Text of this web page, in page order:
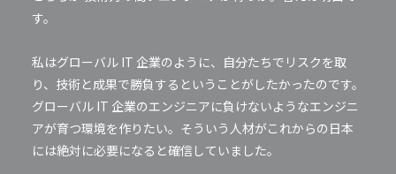
す。
私はグローバル IT 企業のように、自分たちでリスクを取
り、技術と成果で勝負するということがしたかったのです。
グローバル IT 企業のエンジニアに負けないようなエンジニ
アが育つ環境を作りたい。そういう人材がこれからの日本
には絶対に必要になると確信していました。